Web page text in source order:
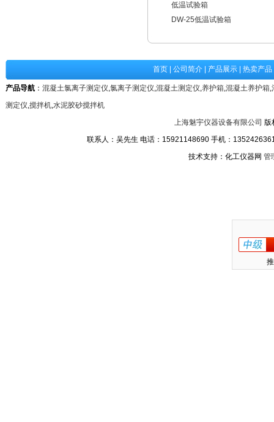
低温试验箱
DW-25低温试验箱
首页 公司简介 产品展示 热卖产品
产品导航 ： 混凝土氯离子测定仪,氯离子测定仪,混凝土测定仪,养护箱,混凝土养护箱,
测定仪,搅拌机,水泥胶砂搅拌机
上海魅宇仪器设备有限公司 版
联系人：吴先生 电话：15921148690 手机：
技术支持：化工仪器网 管